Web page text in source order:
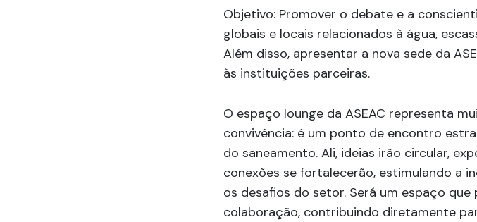
Objetivo: Promover o debate e a
globais e locais relacionados à água,
Além disso, apresentar a nova sede da
às instituições parceiras.
O espaço lounge da ASEAC representa
convivência: é um ponto de encontro
do saneamento. Ali, ideias irão circular,
conexões se fortalecerão, estimulando a
os desafios do setor. Será um espaço
colaboração, contribuindo diretamente